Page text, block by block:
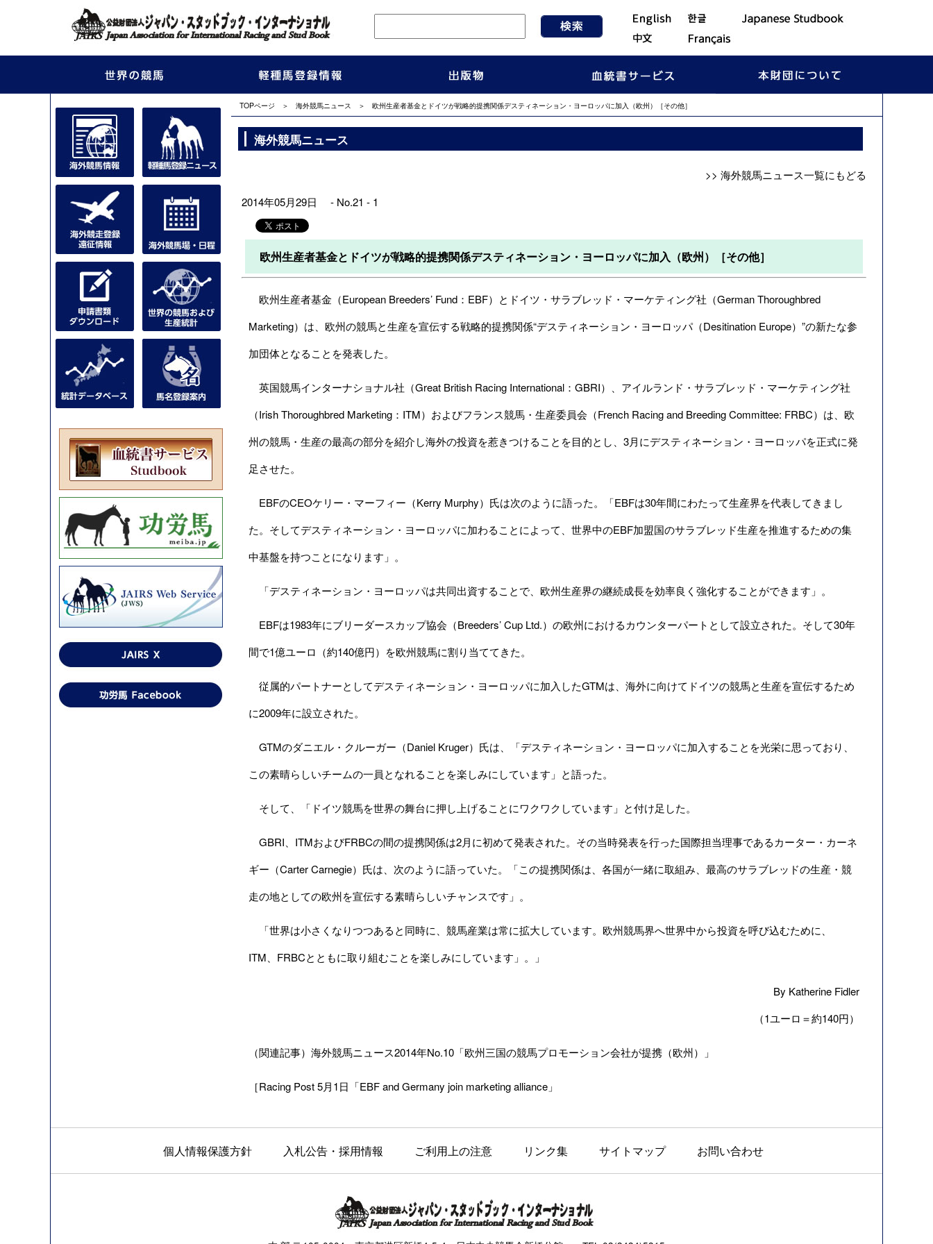
TOPページ ＞ 海外競馬ニュース ＞ 欧州生産者基金とドイツが戦略的提携関係デスティネーション・ヨーロッパに加入（欧州）［その他］
海外競馬ニュース
>> 海外競馬ニュース一覧にもどる
2014年05月29日 - No.21 - 1
欧州生産者基金とドイツが戦略的提携関係デスティネーション・ヨーロッパに加入（欧州）［その他］
欧州生産者基金（European Breeders’ Fund：EBF） と ドイツ・サラブレッド・マーケティング社（German Thoroughbred
Marketing） は、欧州の競馬と生産を宣伝する戦略的提携関係“デスティネーション・ヨーロッパ（Desitination Europe）”の新たな参
加団体となることを発表した。
英国競馬インターナショナル社（Great British Racing International：GBRI）
アイルランド・サラブレッド・マーケティング社
（Irish Thoroughbred Marketing：ITM） およびフランス競馬・生産委員会（French Racing and Breeding Committee: FRBC） は、欧
州の競馬・生産の最高の部分を紹介し海外の投資を惹きつけることを目的とし、3月にデスティネーション・ヨーロッパを正式に発
足させた。
EBFのCEOケリー・マーフィー（Kerry Murphy）氏は次のように語った。「EBFは30年間にわたって生産界を代表してきまし
た。そしてデスティネーション・ヨーロッパに加わることによって、世界中のEBF加盟国のサラブレッド生産を推進するための集
中基盤を持つことになります」。
「デスティネーション・ヨーロッパは共同出資することで、欧州生産界の継続成長を効率良く強化することができます」。
EBFは1983年にブリーダースカップ協会（Breeders’ Cup Ltd.） の欧州におけるカウンターパートとして設立された。そして30年
間で1億ユーロ（約140億円）を欧州競馬に割り当ててきた。
従属的パートナーとしてデスティネーション・ヨーロッパに加入したGTMは、海外に向けてドイツの競馬と生産を宣伝するため
に2009年に設立された。
GTMのダニエル・クルーガー（Daniel Kruger）氏は、「デスティネーション・ヨーロッパに加入することを光栄に思っており、
この素晴らしいチームの一員となれることを楽しみにしています」と語った。
そして、「ドイツ競馬を世界の舞台に押し上げることにワクワクしています」と付け足した。
GBRI、ITMおよびFRBCの間の提携関係は2月に初めて発表された。その当時発表を行った国際担当理事であるカーター・カーネ
ギー（Carter Carnegie）氏は、次のように語っていた。「この提携関係は、各国が一緒に取組み、最高のサラブレッドの生産・競
走の地としての欧州を宣伝する素晴らしいチャンスです」。
「世界は小さくなりつつあると同時に、競馬産業は常に拡大しています。欧州競馬界へ世界中から投資を呼び込むために、
ITM、FRBCとともに取り組むことを楽しみにしています」。」
By Katherine Fidler
（1ユーロ＝約140円）
（関連記事）海外競馬ニュース2014年No.10「欧州三国の競馬プロモーション会社が提携（欧州） 」
［Racing Post 5月1日「EBF and Germany join marketing alliance」
個人情報保護方針 入札公告・採用情報 ご利用上の注意 リンク集 サイトマップ お問い合わせ